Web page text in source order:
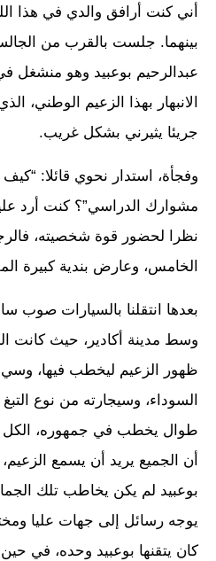
أني كنت أرافق والدي في هذا
بينهما. جلست بالقرب من
عبدالرحيم بوعبيد وهو منشغل
الانبهار بهذا الزعيم الوطني،
جريئا يثيرني بشكل غريب.
وفجأة، استدار نحوي قائلا:
مشوارك الدراسي”؟ كنت أرد
نظرا لحضور قوة شخصيته،
الخامس، وعارض بندية كبيرة
بعدها انتقلنا بالسيارات صوب
وسط مدينة أكادير، حيث كانت
ظهور الزعيم ليخطب فيها، وسي
السوداء، وسيجارته من نوع
طوال يخطب في جمهوره، الكل
أن الجميع يريد أن يسمع
بوعبيد لم يكن يخاطب تلك
يوجه رسائل إلى جهات عليا
كان يتقنها بوعبيد وحده، في